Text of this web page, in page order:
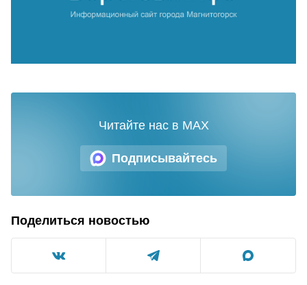
Подписывайтесь
Читайте нас в MAX
Поделиться новостью